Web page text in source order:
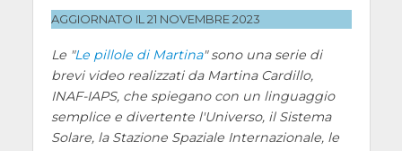
AGGIORNATO IL 21 NOVEMBRE 2023
Le "Le pillole di Martina" sono una serie di
brevi video realizzati da Martina Cardillo,
INAF-IAPS, che spiegano con un linguaggio
semplice e divertente l'Universo, il Sistema
Solare, la Stazione Spaziale Internazionale, le